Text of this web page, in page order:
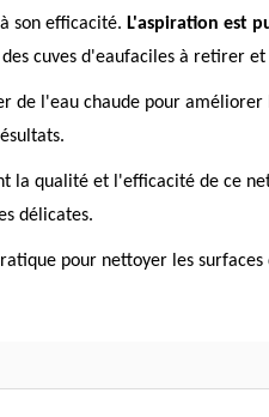
son efficacité. L'aspiration est
cuves d'eaufaciles à retirer et
de l'eau chaude pour
la qualité et l'efficacité de ce
délicates.
pour nettoyer les